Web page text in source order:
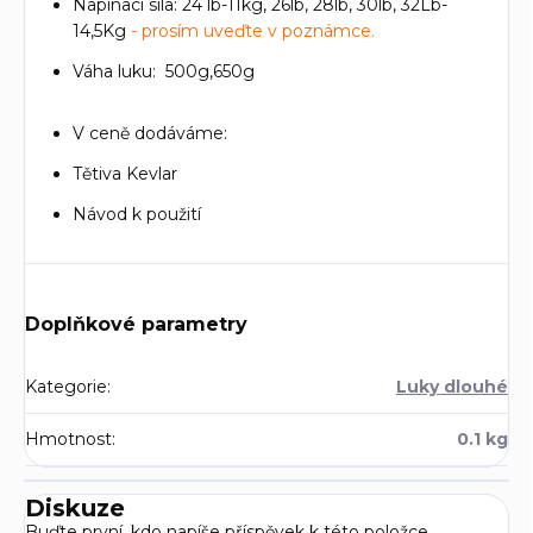
Napínací síla: 24 lb-11kg, 26lb, 28lb, 30lb, 32Lb-
14,5Kg - prosím uveďte v poznámce.
Váha luku: 500g,650g
V ceně dodáváme:
Tětiva Kevlar
Návod k použití
Doplňkové parametry
Kategorie: Luky dlouhé
Hmotnost: 0.1 kg
Diskuze